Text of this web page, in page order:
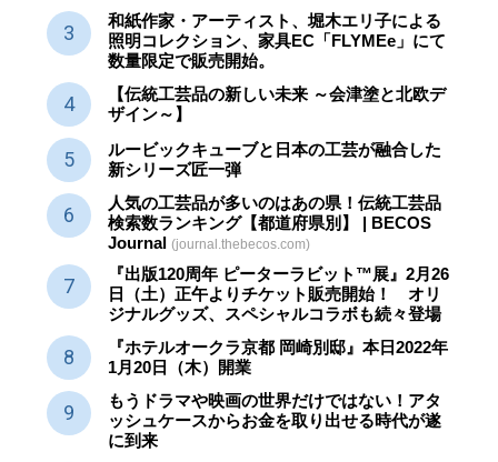
和紙作家・アーティスト、堀木エリ子による
照明コレクション、家具EC「FLYMEe」にて
数量限定で販売開始。
【伝統工芸品の新しい未来 ～会津塗と北欧デ
ザイン～】
ルービックキューブと日本の工芸が融合した
新シリーズ匠一弾
人気の工芸品が多いのはあの県！伝統工芸品
検索数ランキング【都道府県別】 | BECOS
Journal (journal.thebecos.com)
『出版120周年 ピーターラビット™展』2月26
日（土）正午よりチケット販売開始！ オリ
ジナルグッズ、スペシャルコラボも続々登場
『ホテルオークラ京都 岡崎別邸』本日2022年
1月20日（木）開業
もうドラマや映画の世界だけではない！アタ
ッシュケースからお金を取り出せる時代が遂
に到来